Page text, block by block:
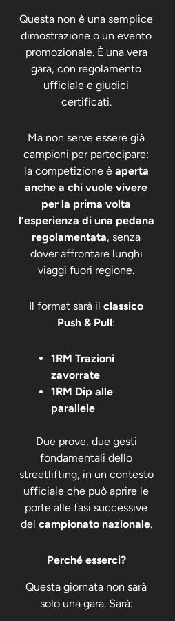
Questa non è una semplice
dimostrazione o un evento
promozionale. È una vera
gara, con regolamento
ufficiale e giudici
certificati.
Ma non serve essere già
campioni per partecipare:
la competizione è aperta
anche a chi vuole vivere
per la prima volta
l’esperienza di una pedana
regolamentata, senza
dover affrontare lunghi
viaggi fuori regione.
Il format sarà ilclassico
Push & Pull:
1RM Trazioni
zavorrate
1RM Dip alle
parallele
Due prove, due gesti
fondamentali dello
streetlifting, in un contesto
ufficiale che può aprire le
porte alle fasi successive
del campionato nazionale.
Perché esserci?
Questa giornata non sarà
solo una gara. Sarà: